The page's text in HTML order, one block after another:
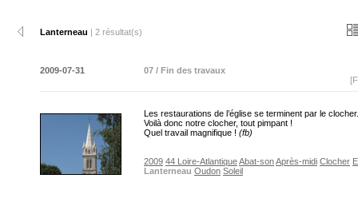
Lanterneau | 2 résultat(s)
2009-07-31
07 / Fin des travaux
Les restaurations de l’église se terminent par le clocher.
Voilà donc notre clocher, tout pimpant !
Quel travail magnifique ! (fb)
2009 44 Loire-AtlantiqueAbat-sonAprès-midi Clocher
Lanterneau Oudon Soleil